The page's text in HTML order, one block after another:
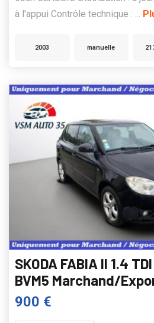
à l'appui Contrôle technique : ...
2003 manuelle
SKODA FABIA II 1.4
BVM5 Marchand/
900 €